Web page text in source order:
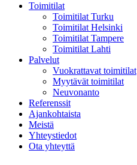
Toimitilat
Toimitilat Turku
Toimitilat Helsinki
Toimitilat Tampere
Toimitilat Lahti
Palvelut
Vuokrattavat toimitilat
Myytävät toimitilat
Neuvonanto
Referenssit
Ajankohtaista
Meistä
Yhteystiedot
Ota yhteyttä